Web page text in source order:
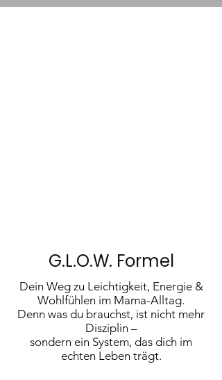
G.L.O.W. Formel
Dein Weg zu Leichtigkeit, Energie &
Wohlfühlen im Mama-Alltag.
Denn was du brauchst, ist nicht mehr
Disziplin –
sondern ein System, das dich im
echten Leben trägt.